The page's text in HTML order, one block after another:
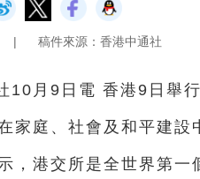
| 稿件來源：香港中通社
10月9日電 香港9日舉
家庭、社會及和平建
，港交所是全世界第